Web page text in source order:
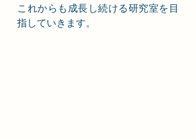
これからも成長し続ける研究室を目
指していきます。